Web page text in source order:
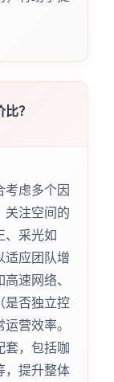
？
考虑多个因
关注空间的
、采光如
适应团队增
速网络、
是否独立控
营效率。
套，包括咖
，提升整体